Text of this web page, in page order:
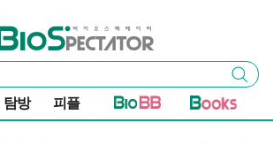
바이오스펙테이터
검색
탐방 피플